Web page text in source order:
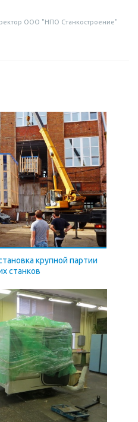
ООО "НПО Станкостроение"
крупной партии
станков